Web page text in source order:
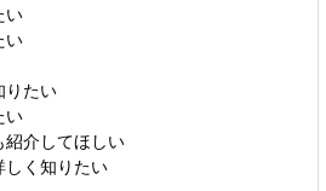
い
い
りたい
い
紹介してほしい
しく知りたい